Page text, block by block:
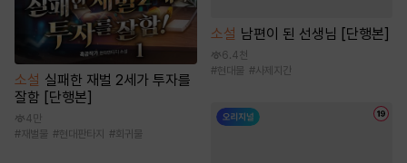
소설 실패한 재벌 2세가 투자를
잘함 [단행본]
4만
# 재벌물 #현대판타지 #회귀물
소설 남편이 된 선생님 [단행본]
6.4천
#현대물 #사제지간